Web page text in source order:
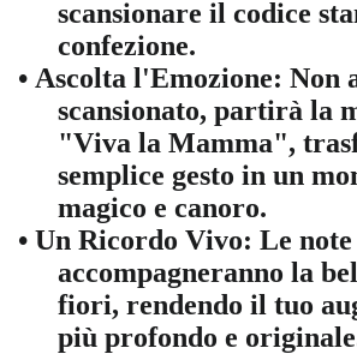
scansionare il codice
confezione.
• Ascolta l'Emozione: Non
scansionato, partirà la
"Viva la Mamma",
semplice gesto in un
magico e canoro.
• Un Ricordo Vivo: Le note
accompagneranno la
fiori, rendendo il tuo
più profondo e